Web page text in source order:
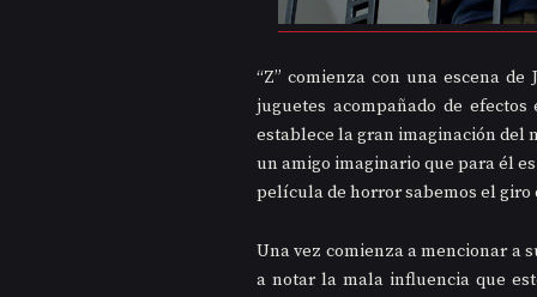
“Z” comienza con una escena
juguetes acompañado de
establece la gran imaginación del
un amigo imaginario que para él
película de horror sabemos el giro
Una vez comienza a mencionar a
a notar la mala influencia que